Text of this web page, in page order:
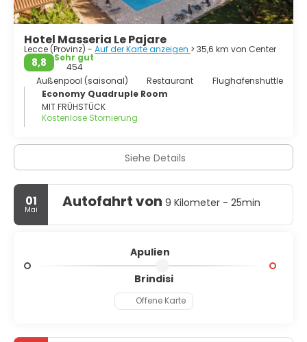
Hotel Masseria Le Pajare
Lecce (Provinz) - Auf der Karte anzeigen > 35,6 km von Center
8,8
Sehr gut
454
Außenpool (saisonal)
Restaurant
Flughafenshuttle
Economy Quadruple Room
MIT FRÜHSTÜCK
Kostenlose Stornierung
Siehe Details
01
Mai Autofahrt von 9 Kilometer - 25min
Apulien
Brindisi
Offene Karte